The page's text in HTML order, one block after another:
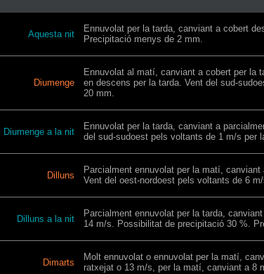
Aquesta nit
Ennuvolat per la tarda, canviant a cobert
Precipitació menys de 2 mm.
Diumenge
Ennuvolat al matí, canviant a cobert per la
en descens per la tarda. Vent del sud-
20 mm.
Diumenge a la nit
Ennuvolat per la tarda, canviant a
del sud-sudoest pels voltants de 1 m/s per
Dilluns
Parcialment ennuvolat per la matí,
Vent del oest-nordoest pels voltants de 6
Dilluns a la nit
Parcialment ennuvolat per la tarda,
14 m/s. Possibilitat de precipitació 30 %.
Dimarts
Molt ennuvolat o ennuvolat per la matí,
ratxejat o 13 m/s, per la matí, canviant a 8